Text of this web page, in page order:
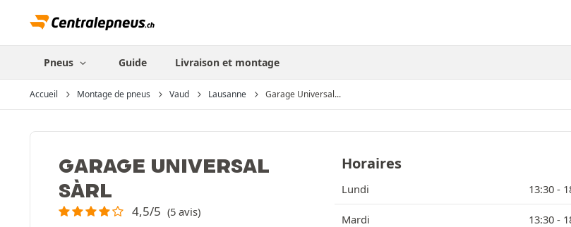
Pneus Guide Livraison et montage
Accueil Montage de pneus Vaud Lausanne Garage Universal...
GARAGE UNIVERSAL
SÀRL
4,5/5 (5 avis)
Horaires
Lundi 13:30 -
Mardi 13:30 -